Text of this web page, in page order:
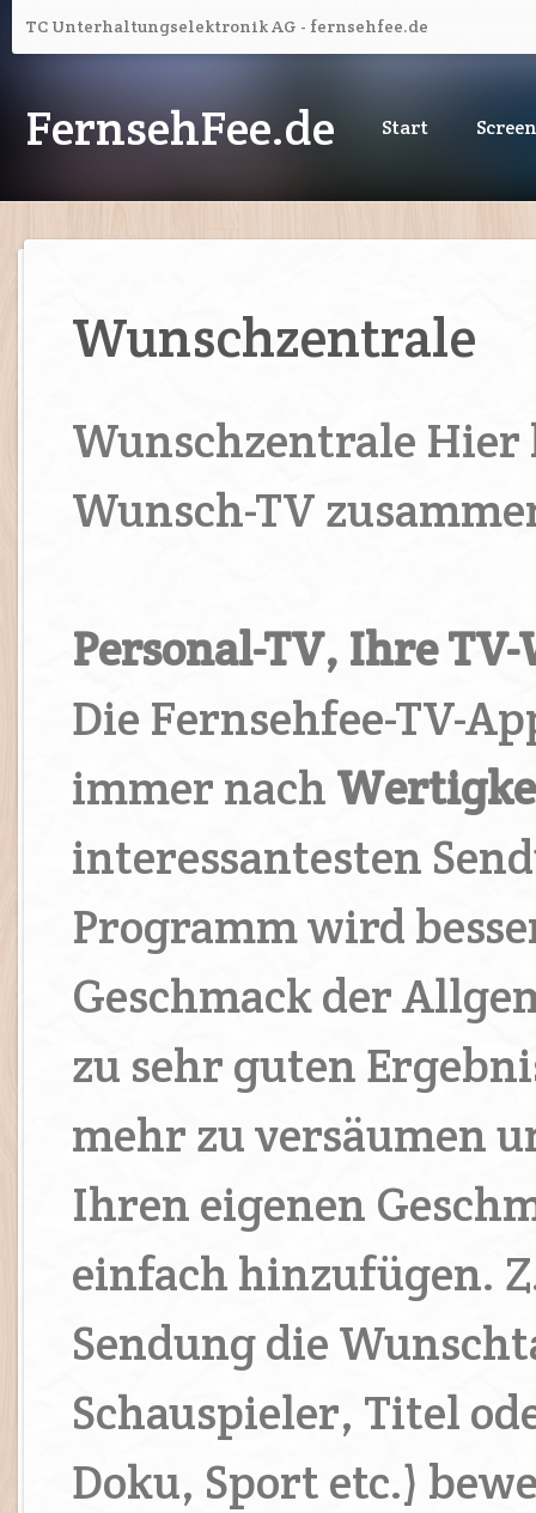
TC Unterhaltungselektronik AG - fernsehfee.de
FernsehFee.de Start
Wunschzentrale
Wunschzentrale
Wunsch-TV
Personal-TV, Ihre
Die Fernsehfee-TV-
immer nach
interessantesten
Programm wird
Geschmack der
zu sehr guten
mehr zu versäumen
Ihren eigenen
einfach hinzufügen.
Sendung die
Schauspieler, Titel
Doku, Sport etc.)